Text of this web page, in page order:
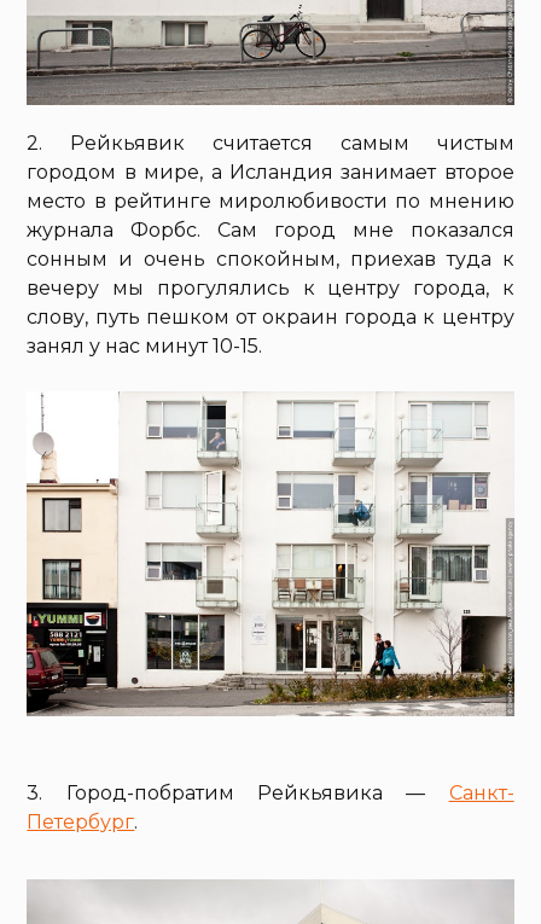
2. Рейкьявик считается самым чистым
городом в мире, а Исландия занимает второе
место в рейтинге миролюбивости по мнению
журнала Форбс. Сам город мне показался
сонным и очень спокойным, приехав туда к
вечеру мы прогулялись к центру города, к
слову, путь пешком от окраин города к центру
занял у нас минут 10-15.
3. Город-побратим Рейкьявика — Санкт-
Петербург.